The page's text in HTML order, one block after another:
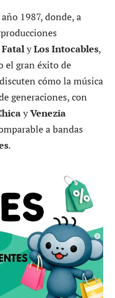
1987, donde, a
yLos Intocables,
el gran éxito de
cómo la música
generaciones, con
yVenezia
a bandas
.